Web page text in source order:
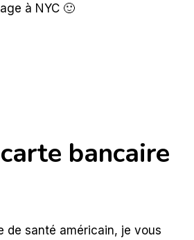
à NYC 🙂
bancaire
de santé américain, je vous